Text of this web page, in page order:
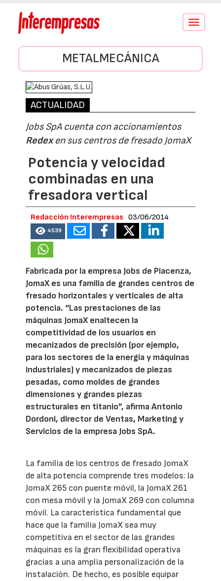
Conmutar
METALMECÁNICA
ACTUALIDAD
Jobs SpA cuenta con accionamientos
Redexen sus centros de fresado JomaX
Potencia y velocidad
combinadas en una
fresadora vertical
Redacción Interempresas 03/06/2014
4539
Fabricada por la empresa Jobs de Piacenza,
JomaX es una familia de grandes centros de
fresado horizontales y verticales de alta
potencia. “Las prestaciones de las
máquinas JomaX enaltecen la
competitividad de los usuarios en
mecanizados de precisión (por ejemplo,
para los sectores de la energía y máquinas
industriales) y mecanizados de piezas
pesadas, como moldes de grandes
dimensiones y grandes piezas
estructurales en titanio”, afirma Antonio
Dordoni, director de Ventas, Marketing y
Servicios de la empresa Jobs SpA.
La familia de los centros de fresado JomaX
de alta potencia comprende tres modelos: la
JomaX 265 con puente móvil, la JomaX 261
con mesa móvil y la JomaX 269 con columna
móvil. La característica fundamental que
hace que la familia JomaX sea muy
competitiva en el sector de las grandes
máquinas es la gran flexibilidad operativa
gracias a una amplia personalización de la
instalación. De hecho, es posible equipar